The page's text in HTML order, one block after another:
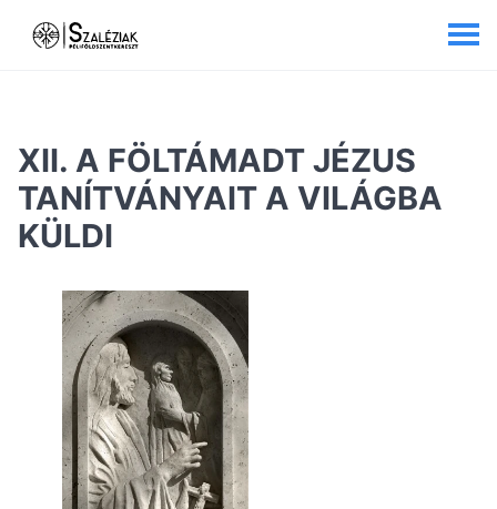
XII. A FÖLTÁMADT JÉZUS
TANÍTVÁNYAIT A VILÁGBA
KÜLDI